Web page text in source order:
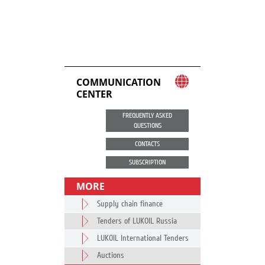
COMMUNICATION
CENTER
FREQUENTLY ASKED
QUESTIONS
CONTACTS
SUBSCRIPTION
MORE
Supply chain finance
Tenders of LUKOIL Russia
LUKOIL International Tenders
Auctions